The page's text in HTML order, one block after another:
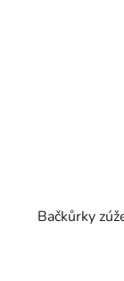
Bačkůrky